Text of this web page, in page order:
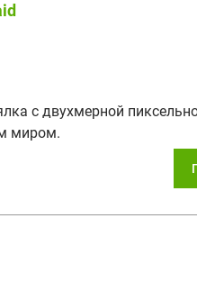
с двухмерной
миром.